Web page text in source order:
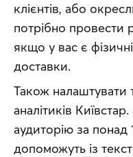
клієнтів, або
потрібно провести
якщо у вас є
доставки.
Також налаштувати
аналітиків
аудиторію за
допоможуть із